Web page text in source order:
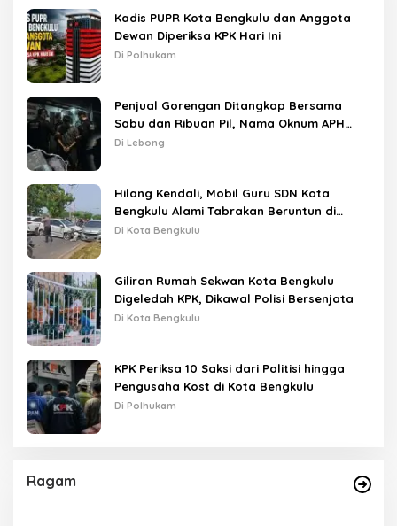
Kadis PUPR Kota Bengkulu dan Anggota
Dewan Diperiksa KPK Hari Ini
Di Polhukam
Penjual Gorengan Ditangkap Bersama
Sabu dan Ribuan Pil, Nama Oknum APH
Disebut Saat Interogasi
Di Lebong
Hilang Kendali, Mobil Guru SDN Kota
Bengkulu Alami Tabrakan Beruntun di
Lampu Merah
Di Kota Bengkulu
Giliran Rumah Sekwan Kota Bengkulu
Digeledah KPK, Dikawal Polisi Bersenjata
Di Kota Bengkulu
KPK Periksa 10 Saksi dari Politisi hingga
Pengusaha Kost di Kota Bengkulu
Di Polhukam
Ragam